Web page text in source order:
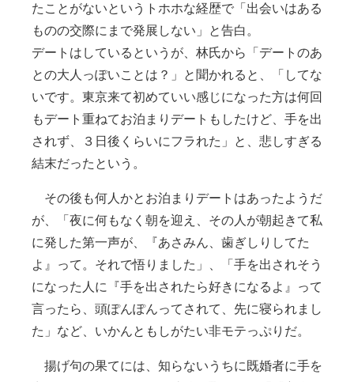
たことがないというトホホな経歴で「出会いはある
ものの交際にまで発展しない」と告白。
デートはしているというが、林氏から「デートのあ
との大人っぽいことは？」と聞かれると、「してな
いです。東京来て初めていい感じになった方は何回
もデート重ねてお泊まりデートもしたけど、手を出
されず、３日後くらいにフラれた」と、悲しすぎる
結末だったという。
その後も何人かとお泊まりデートはあったようだ
が、「夜に何もなく朝を迎え、その人が朝起きて私
に発した第一声が、『あさみん、歯ぎしりしてた
よ』って。それで悟りました」、「手を出されそう
になった人に『手を出されたら好きになるよ』って
言ったら、頭ぽんぽんってされて、先に寝られまし
た」など、いかんともしがたい非モテっぷりだ。
揚げ句の果てには、知らないうちに既婚者に手を